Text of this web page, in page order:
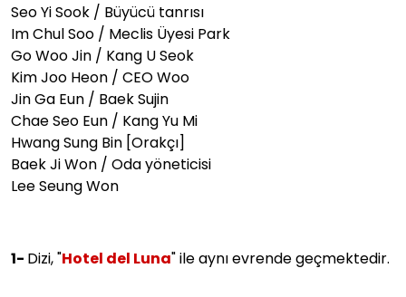
Seo Yi Sook / Büyücü tanrısı
Im Chul Soo / Meclis Üyesi Park
Go Woo Jin / Kang U Seok
Kim Joo Heon / CEO Woo
Jin Ga Eun / Baek Sujin
Chae Seo Eun / Kang Yu Mi
Hwang Sung Bin [Orakçı]
Baek Ji Won / Oda yöneticisi
Lee Seung Won
1- Dizi, "Hotel del Luna" ile aynı evrende geçmektedir.